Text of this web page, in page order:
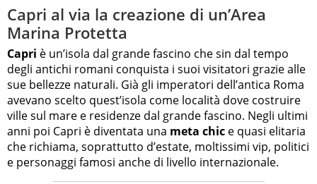
Capri al via la creazione di un’Area
Marina Protetta
Capri è un’isola dal grande fascino che sin dal tempo
degli antichi romani conquista i suoi visitatori grazie alle
sue bellezze naturali. Già gli imperatori dell’antica Roma
avevano scelto quest’isola come località dove costruire
ville sul mare e residenze dal grande fascino. Negli ultimi
anni poi Capri è diventata una meta chic e quasi elitaria
che richiama, soprattutto d’estate, moltissimi vip, politici
e personaggi famosi anche di livello internazionale.